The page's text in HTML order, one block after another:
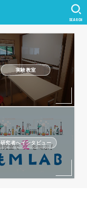
SEARCH
実験教室
研究者へインタビュー